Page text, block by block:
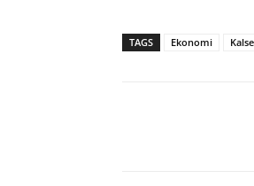
TAGS Ekonomi